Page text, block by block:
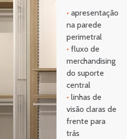
• apresentação
na parede
perimetral
• fluxo de
merchandising
do suporte
central
• linhas de
visão claras de
frente para
trás